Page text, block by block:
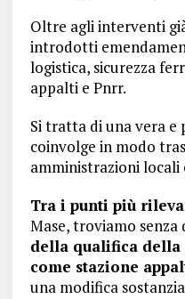
Oltre agli interventi
introdotti
logistica, sicurezza
appalti e Pnrr.
Si tratta di una vera e
coinvolge in modo
amministrazioni locali
Tra i punti più
Mase, troviamo senza
della qualifica della
come stazione
una modifica